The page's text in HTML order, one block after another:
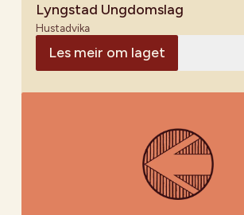
Lyngstad Ungdomslag
Hustadvika
Les meir om laget